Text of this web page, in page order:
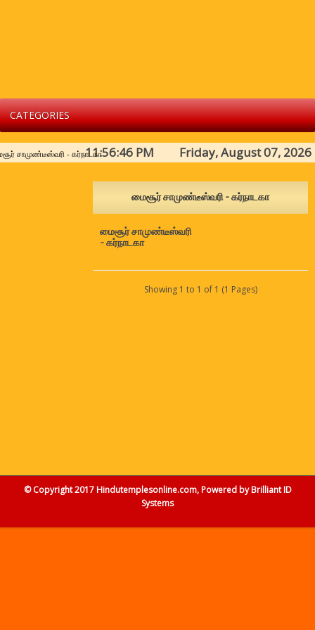
CATEGORIES
11:56:46 PM Friday, August 07, 2026
சாமுண்டீஸ்வரி - கர்நாடகா
மைசூர் சாமுண்டீஸ்வரி - கர்நாடகா
மைசூர் சாமுண்டீஸ்வரி
- கர்நாடகா
Showing 1 to 1 of 1 (1 Pages)
© Copyright 2017 Hindutemplesonline.com, Powered byBrilliant ID
Systems